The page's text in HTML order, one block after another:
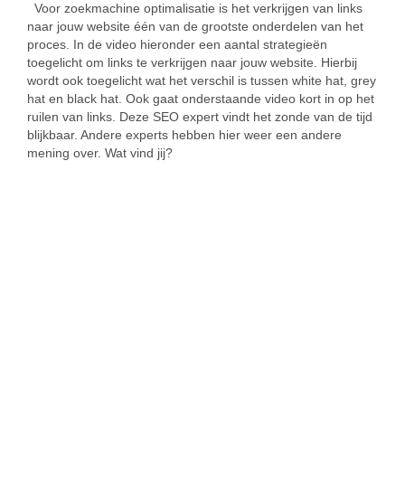
Voor zoekmachine optimalisatie is het verkrijgen van links
naar jouw website één van de grootste onderdelen van het
proces. In de video hieronder een aantal strategieën
toegelicht om links te verkrijgen naar jouw website. Hierbij
wordt ook toegelicht wat het verschil is tussen white hat, grey
hat en black hat. Ook gaat onderstaande video kort in op het
ruilen van links. Deze SEO expert vindt het zonde van de tijd
blijkbaar. Andere experts hebben hier weer een andere
mening over. Wat vind jij?